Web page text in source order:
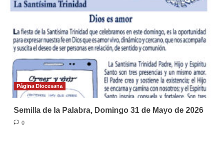
Página Diocesana
Semilla de la Palabra, Domingo 31 de Mayo de 2026
0